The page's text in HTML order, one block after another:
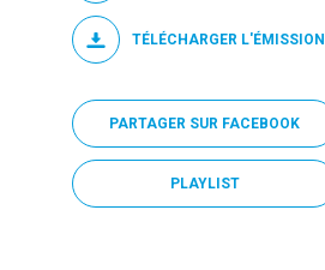
TÉLÉCHARGER L'ÉMISSION
PARTAGER SUR FACEBOOK
PLAYLIST